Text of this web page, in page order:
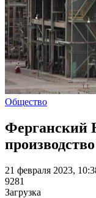
Общество
Ферганский
21 февраля 2023,
9281
Загрузка